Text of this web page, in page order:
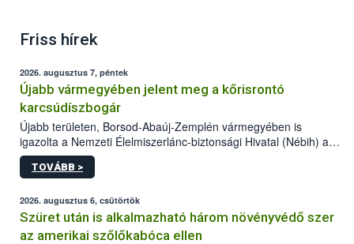
Friss hírek
2026. augusztus 7, péntek
Újabb vármegyében jelent meg a kőrisrontó
karcsúdíszbogár
Újabb területen, Borsod-Abaúj-Zemplén vármegyében is
igazolta a Nemzeti Élelmiszerlánc-biztonsági Hivatal (Nébih) a
kőrisrontó karcsúdíszbogár (Agrilus planipennis) jelenlétét. A
kártevőt nem csak színcsapdában találták meg, de már fertőzött
az intenzív felderítést, emellett az intézkedéseket a szlovák
hatósággal is összehangolják a terjedés megállítása érdekében.
TOVÁBB >
2026. augusztus 6, csütörtök
Szüret után is alkalmazható három növényvédő szer
az amerikai szőlőkabóca ellen